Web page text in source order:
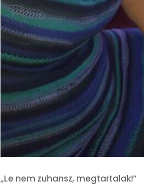
„Le nem zuhansz, megtartalak!”